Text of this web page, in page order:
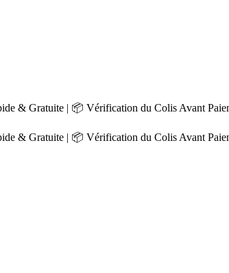
& Gratuite | 📦 Vérification du Colis Avant
& Gratuite | 📦 Vérification du Colis Avant